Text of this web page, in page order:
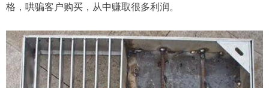
格，哄骗客户购买，从中赚取很多利润。